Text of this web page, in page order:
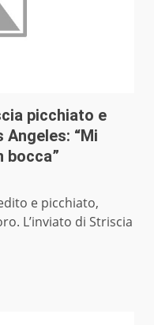
picchiato e
Angeles: “Mi
bocca”
e picchiato,
L’inviato di Striscia